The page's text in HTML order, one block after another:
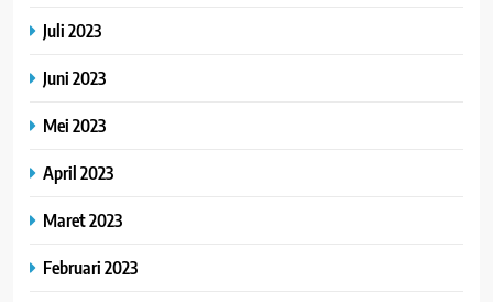
Juli 2023
Juni 2023
Mei 2023
April 2023
Maret 2023
Februari 2023